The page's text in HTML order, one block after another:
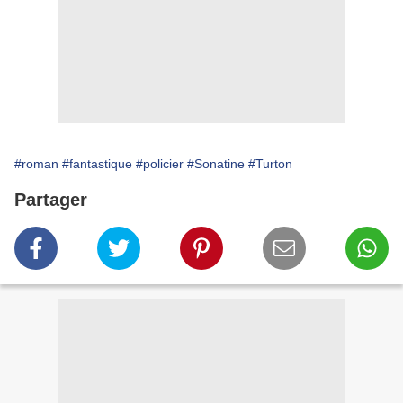
#roman #fantastique #policier #Sonatine #Turton
Partager